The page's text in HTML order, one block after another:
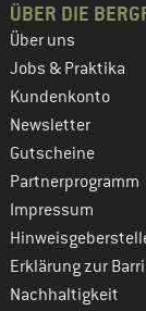
ÜBER DIE
Über uns
Jobs & Praktika
Kundenkonto
Newsletter
Gutscheine
Partnerprogramm
Impressum
Erklärung zur
Nachhaltigkeit